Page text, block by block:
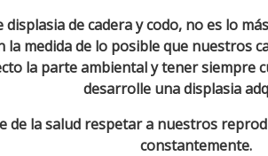
de cadera y codo, no es lo
medida de lo posible que nuestros
la parte ambiental y tener siempre
desarrolle una displasia
de la salud respetar a nuestros
constantemente.